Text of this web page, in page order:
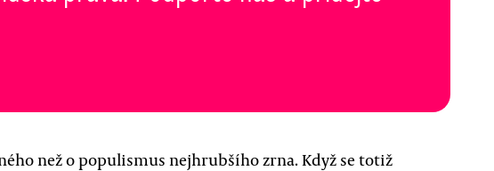
než o populismus nejhrubšího zrna. Když se totiž